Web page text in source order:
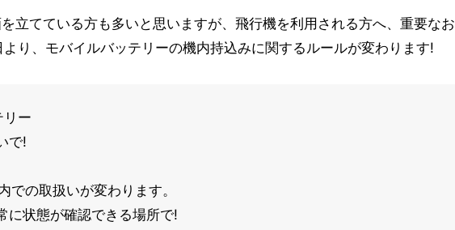
立てている方も多いと思いますが、飛行機を利用される方へ、重要なお
り、モバイルバッテリーの機内持込みに関するルールが変わります!
リー
で!
での取扱いが変わります。
に状態が確認できる場所で!